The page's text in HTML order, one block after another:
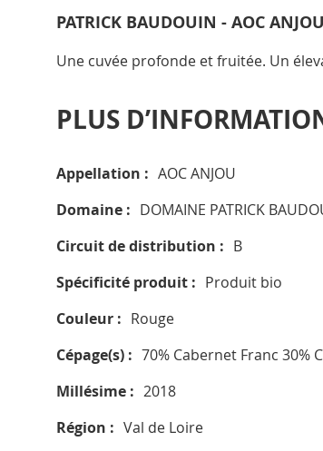
PATRICK BAUDOUIN - AOC
Une cuvée profonde et fruitée. Un
PLUS
Plus
d’information
Appellation
AOC ANJOU
Domaine
DOMAINE PATRICK
Circuit de distribution
B
Spécificité produit
Produit bio
Couleur
Rouge
Cépage(s)
70% Cabernet Franc 30%
Millésime
2018
Région
Val de Loire